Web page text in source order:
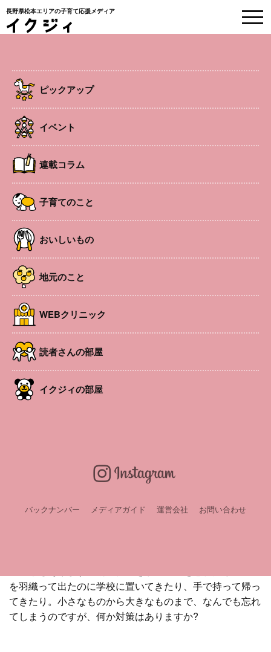
長野県松本エリアの子育て応援メディア
ピックアップ
イベント
連載コラム
子育てのこと
おいしいもの
地元のこと
WEBクリニック
読者さんの部屋
イクジィの部屋
バックナンバー メディアガイド 運営会社 お問い合わせ
のびのびトイロ
HOME>
ています
連載コラム
【のびのびトイロ】vol.8 子どもの忘
れ物が多くて、困っています
##のびのびトイロ #発達障がい #子育ての悩み
ころ発達医学教室」の先生方が答えるQ&Aコーナーを配信
中。その中からピックアップした内容を転載して紹介しま
お悩み 子どもの忘れ物が多くて、困っています
を羽織って出たのに学校に置いてきたり、手で持って帰っ
てきたり。小さなものから大きなものまで、なんでも忘れ
てしまうのですが、何か対策はありますか?